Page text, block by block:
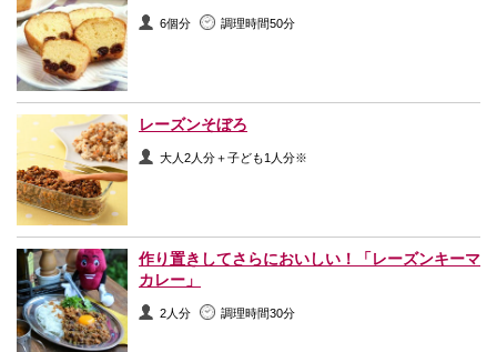
6個分 調理時間50分
レーズンそぼろ
大人2人分＋子ども1人分※
作り置きしてさらにおいしい！「レーズンキーマ
カレー」
2人分 調理時間30分